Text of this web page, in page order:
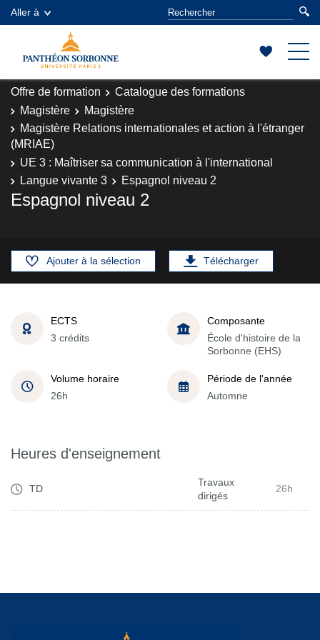
Aller à
Offre de formation
Catalogue des formations
Magistère
Magistère
Magistère Relations internationales et action à l'étranger
(MRIAE)
UE 3 : Maîtriser sa communication à l'international
Langue vivante 3
Espagnol niveau 2
Espagnol niveau 2
Ajouter à la sélection Télécharger
ECTS
3 crédits
Composante
École d'histoire de la
Sorbonne (EHS)
Volume horaire
26h
Période de l'année
Automne
Heures d'enseignement
TD
Travaux
dirigés
26h